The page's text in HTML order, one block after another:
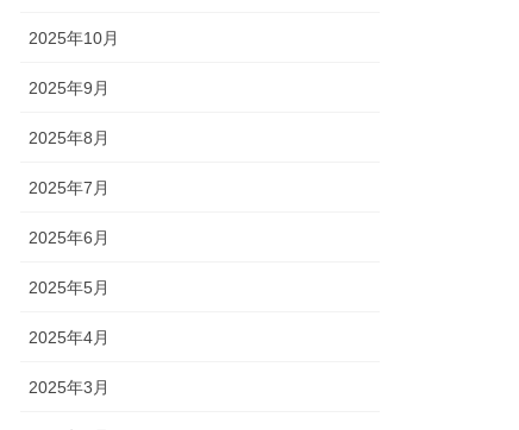
2025年10月
2025年9月
2025年8月
2025年7月
2025年6月
2025年5月
2025年4月
2025年3月